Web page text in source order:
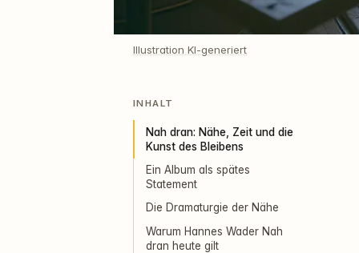
Illustration KI-generiert
INHALT
Nah dran: Nähe, Zeit und die
Kunst des Bleibens
Ein Album als spätes
Statement
Die Dramaturgie der Nähe
Warum Hannes Wader Nah
dran heute gilt